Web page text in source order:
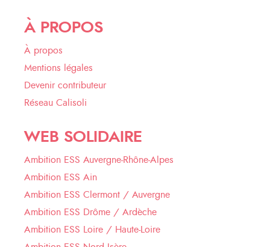
À PROPOS
À propos
Mentions légales
Devenir contributeur
Réseau Calisoli
WEB SOLIDAIRE
Ambition ESS Auvergne-Rhône-Alpes
Ambition ESS Ain
Ambition ESS Clermont / Auvergne
Ambition ESS Drôme / Ardèche
Ambition ESS Loire / Haute-Loire